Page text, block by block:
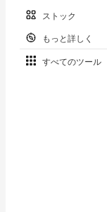
ストック
もっと詳しく
すべてのツール